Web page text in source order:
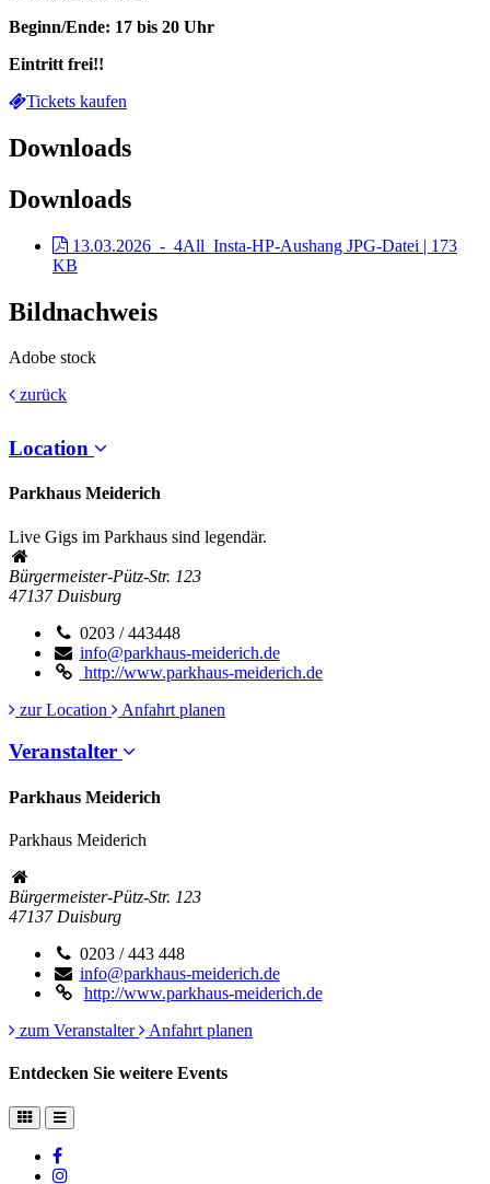
Beginn/Ende: 17 bis 20 Uhr
Eintritt frei!!
Tickets kaufen
Downloads
Downloads
13.03.2026_-_4All_Insta-HP-Aushang JPG-Datei | 173
KB
Bildnachweis
Adobe stock
zurück
Location
Parkhaus Meiderich
Live Gigs im Parkhaus sind legendär.
Bürgermeister-Pütz-Str. 123
47137 Duisburg
0203 / 443448
info@parkhaus-meiderich.de
http://www.parkhaus-meiderich.de
zur Location
Anfahrt planen
Veranstalter
Parkhaus Meiderich
Parkhaus Meiderich
Bürgermeister-Pütz-Str. 123
47137 Duisburg
0203 / 443 448
info@parkhaus-meiderich.de
http://www.parkhaus-meiderich.de
zum Veranstalter
Anfahrt planen
Entdecken Sie weitere Events